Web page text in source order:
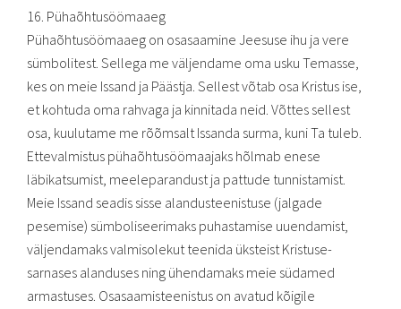
16. Pühaõhtusöömaaeg
Pühaõhtusöömaaeg on osasaamine Jeesuse ihu ja vere
sümbolitest. Sellega me väljendame oma usku Temasse,
kes on meie Issand ja Päästja. Sellest võtab osa Kristus ise,
et kohtuda oma rahvaga ja kinnitada neid. Võttes sellest
osa, kuulutame me rõõmsalt Issanda surma, kuni Ta tuleb.
Ettevalmistus pühaõhtusöömaajaks hõlmab enese
läbikatsumist, meeleparandust ja pattude tunnistamist.
Meie Issand seadis sisse alandusteenistuse (jalgade
pesemise) sümboliseerimaks puhastamise uuendamist,
väljendamaks valmisolekut teenida üksteist Kristuse-
sarnases alanduses ning ühendamaks meie südamed
armastuses. Osasaamisteenistus on avatud kõigile